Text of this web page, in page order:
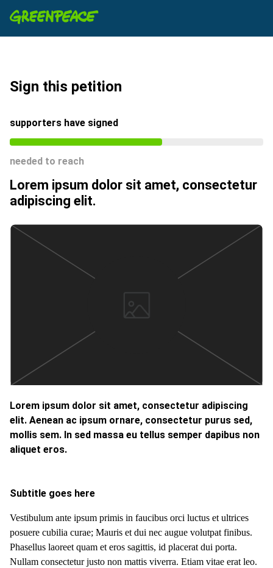
Lorem ipsum dolor sit amet, consectetur
adipiscing elit.
Lorem ipsum dolor sit amet, consectetur adipiscing
elit. Aenean ac ipsum ornare, consectetur purus sed,
mollis sem. In sed massa eu tellus semper dapibus non
aliquet eros.
Subtitle goes here
Vestibulum ante ipsum primis in faucibus orci luctus et ultrices
posuere cubilia curae; Mauris et dui nec augue volutpat finibus.
Phasellus laoreet quam et eros sagittis, id placerat dui porta.
Nullam consectetur justo non mattis viverra. Etiam vitae erat leo.
Sign this petition
supporters have signed
needed to reach